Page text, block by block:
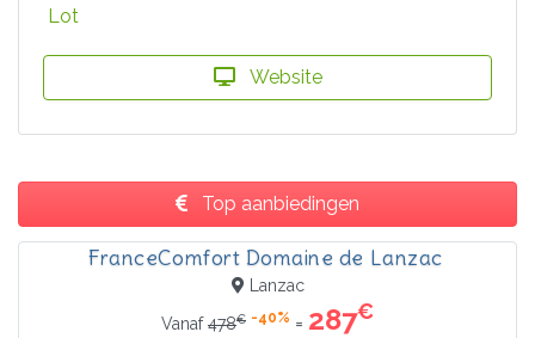
Lot
Website
Top aanbiedingen
FranceComfort Domaine de Lanzac
Lanzac
Vanaf478€ -40% = 287€